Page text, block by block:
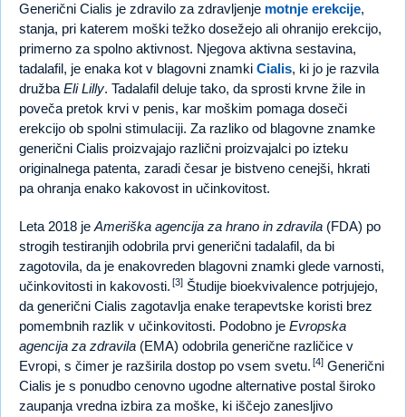
Generični Cialis je zdravilo za zdravljenje motnje erekcije,
stanja, pri katerem moški težko dosežejo ali ohranijo erekcijo,
primerno za spolno aktivnost. Njegova aktivna sestavina,
tadalafil, je enaka kot v blagovni znamki Cialis, ki jo je razvila
družba Eli Lilly. Tadalafil deluje tako, da sprosti krvne žile in
poveča pretok krvi v penis, kar moškim pomaga doseči
erekcijo ob spolni stimulaciji. Za razliko od blagovne znamke
generični Cialis proizvajajo različni proizvajalci po izteku
originalnega patenta, zaradi česar je bistveno cenejši, hkrati
pa ohranja enako kakovost in učinkovitost.
Leta 2018 je Ameriška agencija za hrano in zdravila (FDA) po
strogih testiranjih odobrila prvi generični tadalafil, da bi
zagotovila, da je enakovreden blagovni znamki glede varnosti,
učinkovitosti in kakovosti. [3] Študije bioekvivalence potrjujejo,
da generični Cialis zagotavlja enake terapevtske koristi brez
pomembnih razlik v učinkovitosti. Podobno je Evropska
agencija za zdravila (EMA) odobrila generične različice v
Evropi, s čimer je razširila dostop po vsem svetu. [4] Generični
Cialis je s ponudbo cenovno ugodne alternative postal široko
zaupanja vredna izbira za moške, ki iščejo zanesljivo